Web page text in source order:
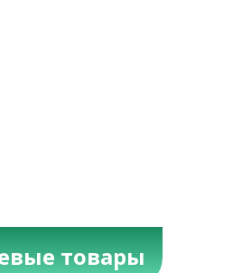
товары